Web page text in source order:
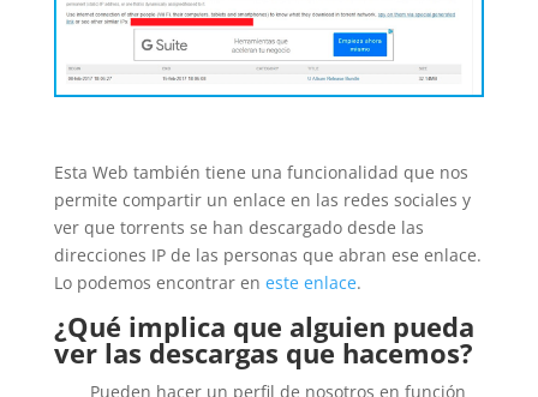
Esta Web también tiene una funcionalidad que nos
permite compartir un enlace en las redes sociales y
ver que torrents se han descargado desde las
direcciones IP de las personas que abran ese enlace.
Lo podemos encontrar en este enlace.
¿Qué implica que alguien pueda
ver las descargas que hacemos?
Pueden hacer un perfil de nosotros en función